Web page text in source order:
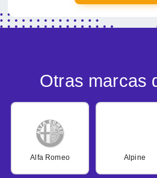
Otras marcas
Alfa Romeo Alpine